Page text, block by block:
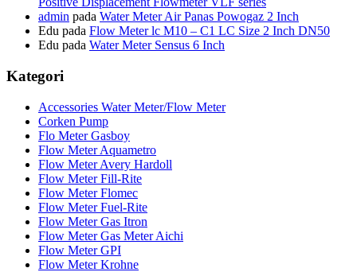
admin pada Water Meter Air Panas Powogaz 2 Inch
Edu pada Flow Meter lc M10 – C1 LC Size 2 Inch DN50
Edu pada Water Meter Sensus 6 Inch
Kategori
Accessories Water Meter/Flow Meter
Corken Pump
Flo Meter Gasboy
Flow Meter Aquametro
Flow Meter Avery Hardoll
Flow Meter Fill-Rite
Flow Meter Flomec
Flow Meter Fuel-Rite
Flow Meter Gas Itron
Flow Meter Gas Meter Aichi
Flow Meter GPI
Flow Meter Krohne